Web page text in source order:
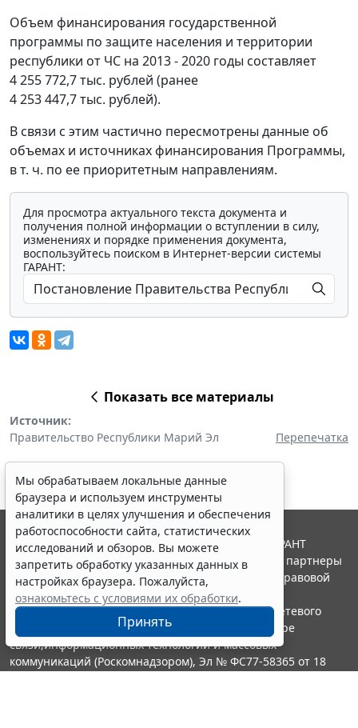
Объем финансирования государственной
программы по защите населения и территории
республики от ЧС на 2013 - 2020 годы составляет
4 255 772,7 тыс. рублей (ранее
4 253 447,7 тыс. рублей).
В связи с этим частично пересмотрены данные об
объемах и источниках финансирования Программы,
в т. ч. по ее приоритетным направлениям.
Для просмотра актуального текста документа и
получения полной информации о вступлении в силу,
изменениях и порядке применения документа,
воспользуйтесь поиском в Интернет-версии системы
ГАРАНТ:
Показать все материалы
Источник:
Правительство Республики Марий Эл
Перепечатка
Мы обрабатываем локальные данные
браузера и используем инструменты
аналитики в целях улучшения и обеспечения
работоспособности сайта, статистических
исследований и обзоров. Вы можете
запретить обработку указанных данных в
настройках браузера. Пожалуйста,
ознакомьтесь с условиями их обработки.
Принять
© ООО "НПП "ГАРАНТ-СЕРВИС", 2026. Система ГАРАНТ
выпускается с 1990 года. Компания "Гарант" и ее партнеры
являются участниками Российской ассоциации правовой
информации ГАРАНТ.
Портал ГАРАНТ.РУ зарегистрирован в качестве сетевого
издания Федеральной службой по надзору в сфере
связи,информационных технологий и массовых
коммуникаций (Роскомнадзором), Эл № ФС77-58365 от 18